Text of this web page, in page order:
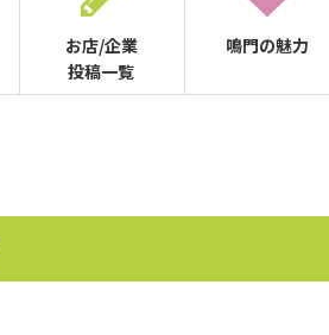
お店/企業
投稿一覧
鳴門の魅力